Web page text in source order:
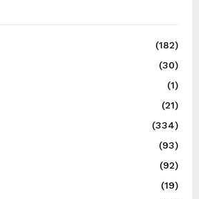
(182)
(30)
(1)
(21)
(334)
(93)
(92)
(19)